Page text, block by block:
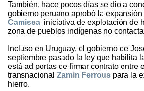
También, hace pocos días se dio a
gobierno peruano aprobó la expansión
Camisea, iniciativa de explotación de
zona de pueblos indígenas no
Incluso en Uruguay, el gobierno de
septiembre pasado la ley que habilita
está ad portas de firmar contrato entre
transnacional Zamin Ferrous para la
hierro.